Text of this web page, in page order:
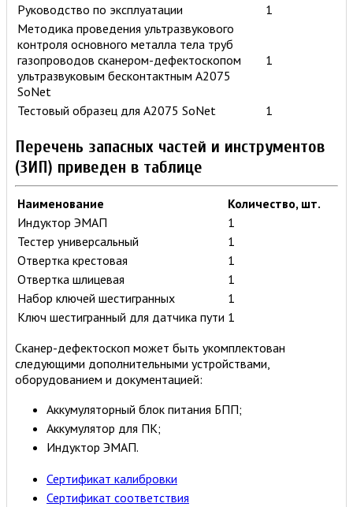
Руководство по эксплуатации
1
Методика проведения ультразвукового
контроля основного металла тела труб
газопроводов сканером-дефектоскопом
ультразвуковым бесконтактным A2075
SoNet
1
Тестовый образец для A2075 SoNet 1
Перечень запасных частей и инструментов
(ЗИП) приведен в таблице
Наименование
Количество, шт.
Индуктор ЭМАП
1
Тестер универсальный
1
Отвертка крестовая
1
Отвертка шлицевая
1
Набор ключей шестигранных
1
Ключ шестигранный для датчика пути 1
Сканер-дефектоскоп может быть укомплектован
следующими дополнительными устройствами,
оборудованием и документацией:
Аккумуляторный блок питания БПП;
Аккумулятор для ПК;
Индуктор ЭМАП.
Сертификат калибровки
Сертификат соответствия